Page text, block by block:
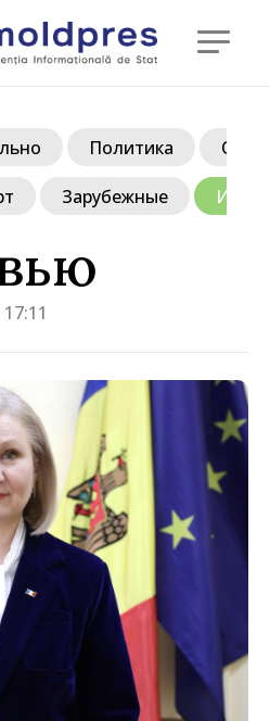
Политика
Зарубежные